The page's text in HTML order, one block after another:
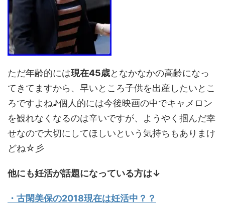
ただ年齢的には現在45歳となかなかの高齢になっ
てきてますから、早いところ子供を出産したいとこ
ろですよね♪個人的には今後映画の中でキャメロン
を観れなくなるのは辛いですが、ようやく掴んだ幸
せなので大切にしてほしいという気持ちもありまけ
どね☆彡
他にも妊活が話題になっている方は↓
・古閑美保の2018現在は妊活中？？